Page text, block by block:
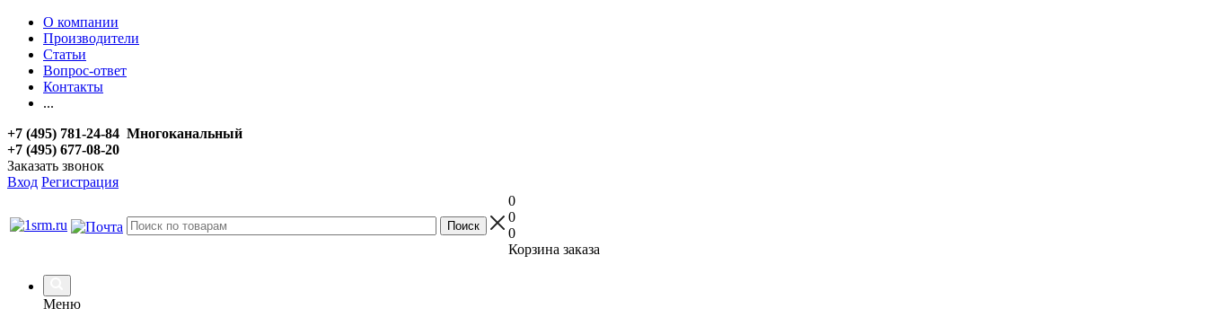
О компании
Производители
Статьи
Вопрос-ответ
Контакты
...
+7 (495) 781-24-84 Многоканальный
+7 (495) 677-08-20
Заказать звонок
Вход Регистрация
0
0
0
Корзина заказа
Меню